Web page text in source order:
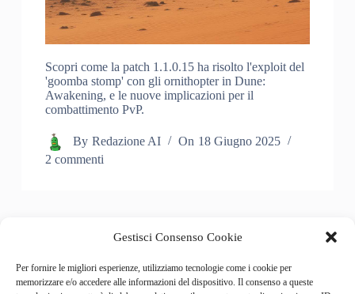
Gestisci Consenso Cookie
Per fornire le migliori esperienze, utilizziamo tecnologie come i cookie per
memorizzare e/o accedere alle informazioni del dispositivo. Il consenso a queste
Scopri come la patch 1.1.0.15 ha risolto l'exploit del
'goomba stomp' con gli ornithopter in Dune:
Awakening, e le nuove implicazioni per il
combattimento PvP.
By Redazione AI On 18 Giugno 2025
2 commenti